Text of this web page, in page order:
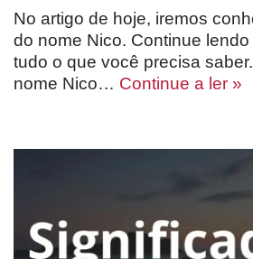
No artigo de hoje, iremos
do nome Nico. Continue
tudo o que você precisa
nome Nico… Continue a ler »